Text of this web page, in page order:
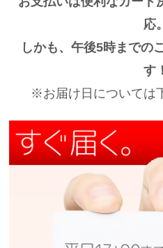
応。
しかも、午後5時までの
す！
※お届け日については